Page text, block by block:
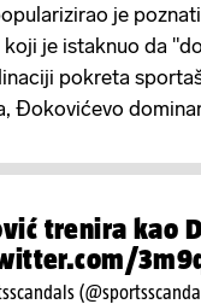
je
je istaknuo da
pokreta
Đokovićevo
trenira kao